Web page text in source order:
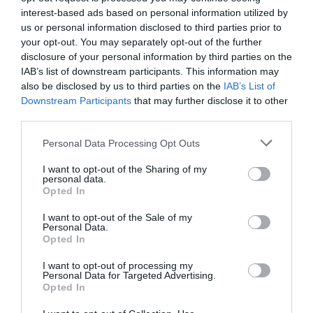
interest-based ads based on personal information utilized by
us or personal information disclosed to third parties prior to
your opt-out. You may separately opt-out of the further
disclosure of your personal information by third parties on the
IAB’s list of downstream participants. This information may
also be disclosed by us to third parties on the IAB’s List of
Downstream Participants that may further disclose it to other
Personal Data Processing Opt Outs
I want to opt-out of the Sharing of my
personal data.
Opted In
I want to opt-out of the Sale of my
Personal Data.
Opted In
I want to opt-out of processing my
Personal Data for Targeted Advertising.
Opted In
A PROGRAM CÉLJA, HOGY PONTOSABB
KÉPET ADJON ARRÓL, MILYEN
FOLYAMATOK ALAKÍTJÁK A TAVAK
VÍZSZINTJÉT ÉS ÖKOLÓGIAI ÁLLAPOTÁT.
A kutatók külön figyelmet fordítanak a felszín
alatti vizek szerepére, hiszen a tihanyi tavak
működését alapvetően meghatározza a
mélyben zajló vízáramlás.
A csapadékos tél után idén már kevésbé aggasztó
a tó állapota (első kép), mint tavaly ősszel
(második kép), ám még mindig nem az igazi
Fotó:HUN-REN BLKI – Dr. Somogyi
Boglárka/BalatonScience, Facebook és Paár Eszter
Szilvia
Az ELTE szakemberei új mérőkutakat